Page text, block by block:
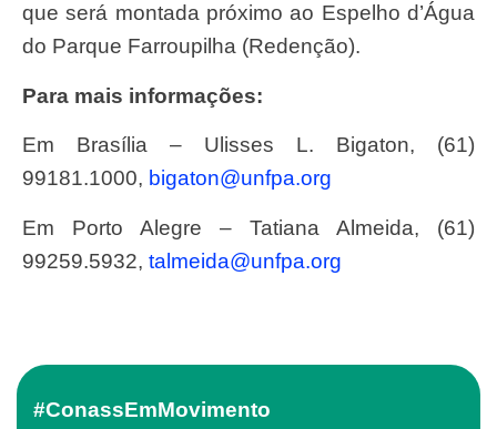
que será montada próximo ao Espelho d’Água
do Parque Farroupilha (Redenção).
Para mais informações:
Em Brasília – Ulisses L. Bigaton, (61)
99181.1000, bigaton@unfpa.org
Em Porto Alegre – Tatiana Almeida, (61)
99259.5932, talmeida@unfpa.org
#ConassEmMovimento